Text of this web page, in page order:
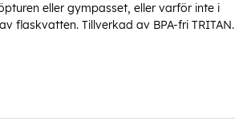
eller gympasset, eller varför inte i
flaskvatten. Tillverkad av BPA-fri TRITAN.